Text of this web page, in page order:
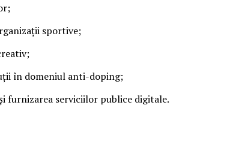
sportive;
în domeniul anti-doping;
furnizarea serviciilor publice digitale.